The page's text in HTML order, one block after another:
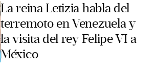
La reina Letizia habla del
terremoto en Venezuela y
la visita del rey Felipe VI a
México